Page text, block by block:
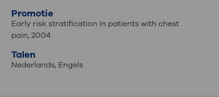
Promotie
Early risk stratification in patients with chest
pain, 2004
Talen
Nederlands,Engels